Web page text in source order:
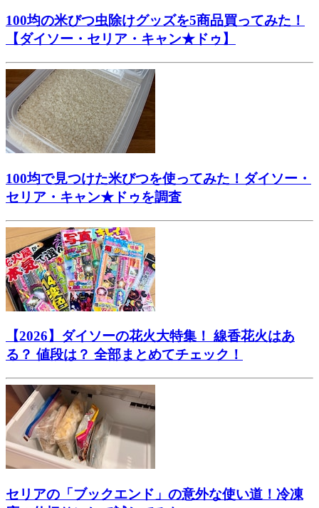
100均の米びつ虫除けグッズを5商品買ってみた！
【ダイソー・セリア・キャン★ドゥ】
100均で見つけた米びつを使ってみた！ダイソー・
セリア・キャン★ドゥを調査
【2026】ダイソーの花火大特集！ 線香花火はあ
る？ 値段は？ 全部まとめてチェック！
セリアの「ブックエンド」の意外な使い道！冷凍